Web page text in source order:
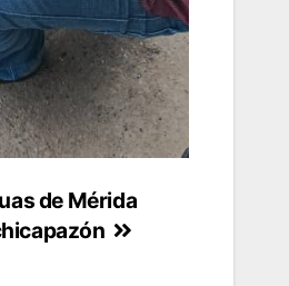
de Mérida